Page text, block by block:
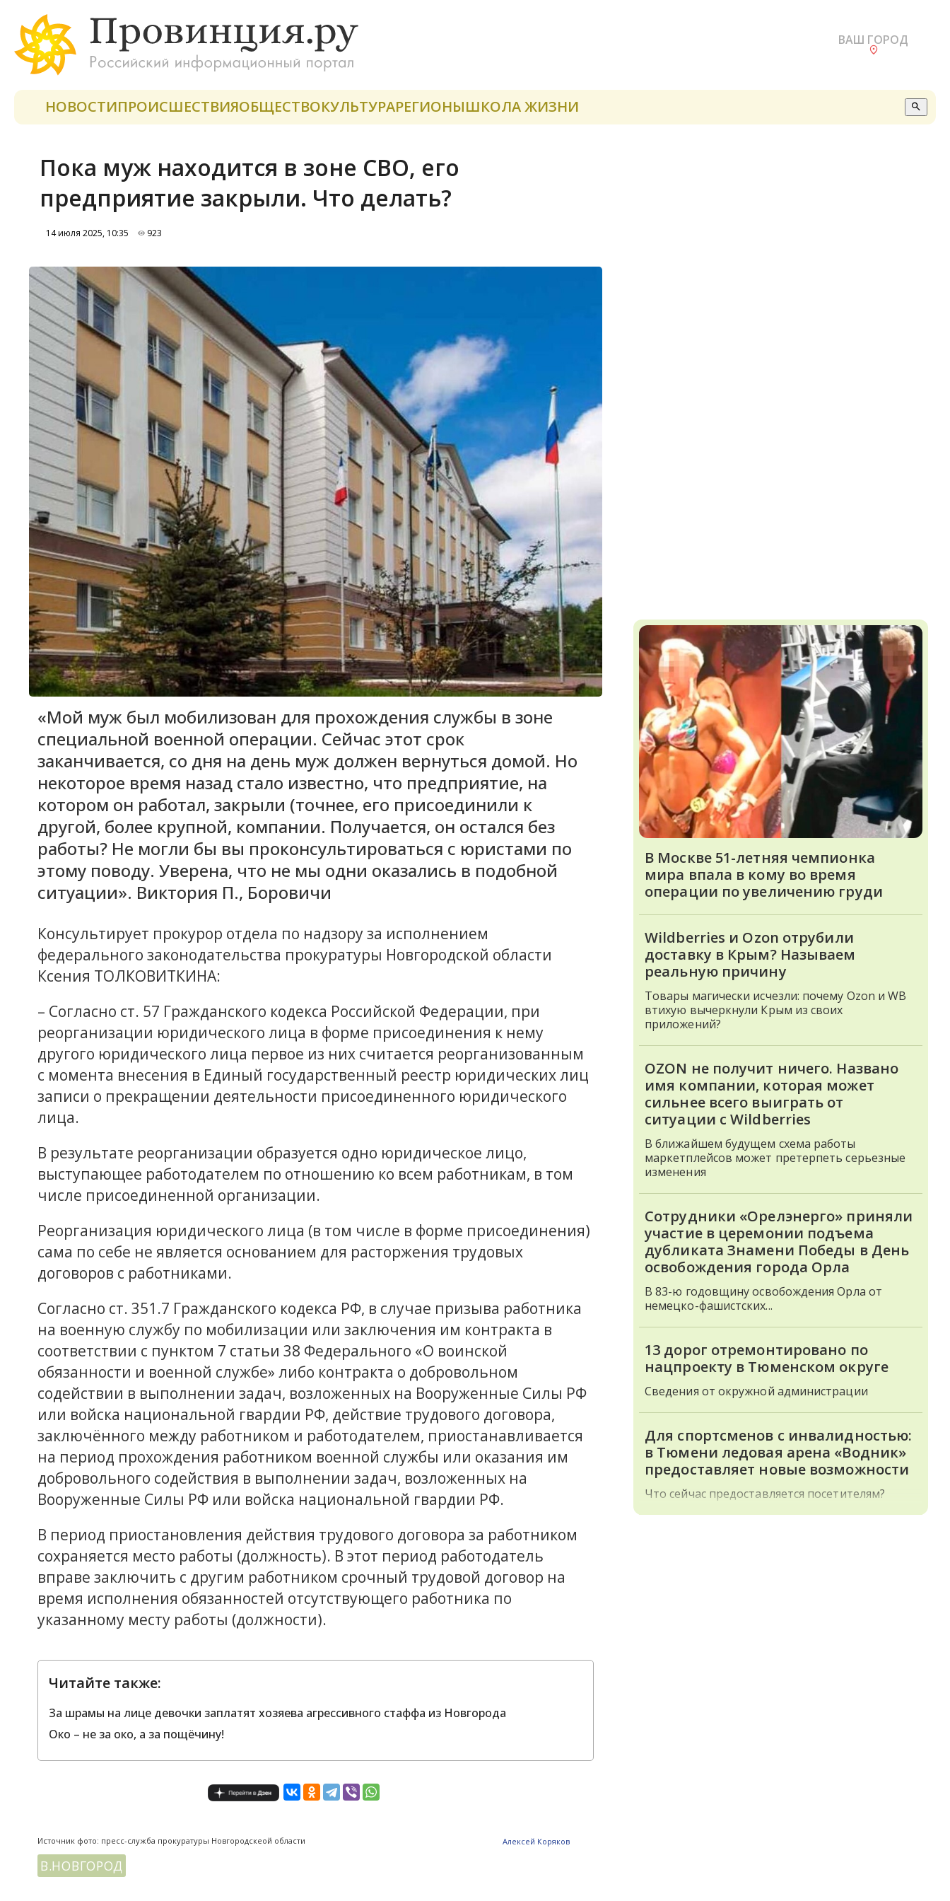
ВАШ ГОРОД
НОВОСТИПРОИСШЕСТВИЯОБЩЕСТВОКУЛЬТУРАРЕГИОНЫШКОЛА ЖИЗНИ
Пока муж находится в зоне СВО, его
предприятие закрыли. Что делать?
14 июля 2025, 10:35 923
«Мой муж был мобилизован для прохождения службы в зоне
специальной военной операции. Сейчас этот срок
заканчивается, со дня на день муж должен вернуться домой. Но
некоторое время назад стало известно, что предприятие, на
котором он работал, закрыли (точнее, его присоединили к
другой, более крупной, компании. Получается, он остался без
работы? Не могли бы вы проконсультироваться с юристами по
этому поводу. Уверена, что не мы одни оказались в подобной
ситуации». Виктория П., Боровичи
Консультирует прокурор отдела по надзору за исполнением
федерального законодательства прокуратуры Новгородской области
Ксения ТОЛКОВИТКИНА:
– Согласно ст. 57 Гражданского кодекса Российской Федерации, при
реорганизации юридического лица в форме присоединения к нему
другого юридического лица первое из них считается реорганизованным
с момента внесения в Единый государственный реестр юридических лиц
записи о прекращении деятельности присоединенного юридического
лица.
В результате реорганизации образуется одно юридическое лицо,
выступающее работодателем по отношению ко всем работникам, в том
числе присоединенной организации.
Реорганизация юридического лица (в том числе в форме присоединения)
сама по себе не является основанием для расторжения трудовых
договоров с работниками.
Согласно ст. 351.7 Гражданского кодекса РФ, в случае призыва работника
на военную службу по мобилизации или заключения им контракта в
соответствии с пунктом 7 статьи 38 Федерального «О воинской
обязанности и военной службе» либо контракта о добровольном
содействии в выполнении задач, возложенных на Вооруженные Силы РФ
или войска национальной гвардии РФ, действие трудового договора,
заключённого между работником и работодателем, приостанавливается
на период прохождения работником военной службы или оказания им
добровольного содействия в выполнении задач, возложенных на
Вооруженные Силы РФ или войска национальной гвардии РФ.
В период приостановления действия трудового договора за работником
сохраняется место работы (должность). В этот период работодатель
вправе заключить с другим работником срочный трудовой договор на
время исполнения обязанностей отсутствующего работника по
указанному месту работы (должности).
Читайте также:
За шрамы на лице девочки заплатят хозяева агрессивного стаффа из Новгорода
Око – не за око, а за пощёчину!
Источник фото: пресс-служба прокуратуры Новгородскеой области Алексей Коряков
В.НОВГОРОД
В Москве 51-летняя чемпионка
мира впала в кому во время
операции по увеличению груди
Wildberries и Ozon отрубили
доставку в Крым? Называем
реальную причину
Товары магически исчезли: почему Ozon и WB
втихую вычеркнули Крым из своих
приложений?
OZON не получит ничего. Названо
имя компании, которая может
сильнее всего выиграть от
ситуации с Wildberries
В ближайшем будущем схема работы
маркетплейсов может претерпеть серьезные
изменения
Сотрудники «Орелэнерго» приняли
участие в церемонии подъема
дубликата Знамени Победы в День
освобождения города Орла
В 83-ю годовщину освобождения Орла от
немецко-фашистских...
13 дорог отремонтировано по
нацпроекту в Тюменском округе
Сведения от окружной администрации
Для спортсменов с инвалидностью:
в Тюмени ледовая арена «Водник»
предоставляет новые возможности
Что сейчас предоставляется посетителям?